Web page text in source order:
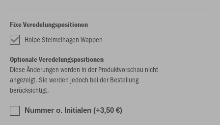
Fixe Veredelungspositionen
Holpe Steimelhagen Wappen
Optionale Veredelungspositionen
Diese Änderungen werden in der Produktvorschau nicht
angezeigt. Sie werden jedoch bei der Bestellung
berücksichtigt.
Nummer o. Initialen (+3,50 €)